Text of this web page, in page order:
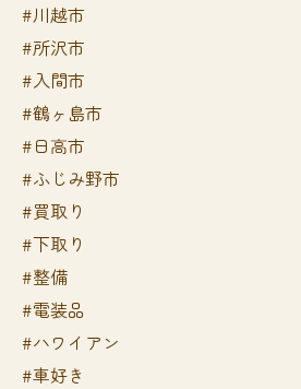
#川越市
#所沢市
#入間市
#鶴ヶ島市
#日高市
#ふじみ野市
#買取り
#下取り
#整備
#電装品
#ハワイアン
#車好き